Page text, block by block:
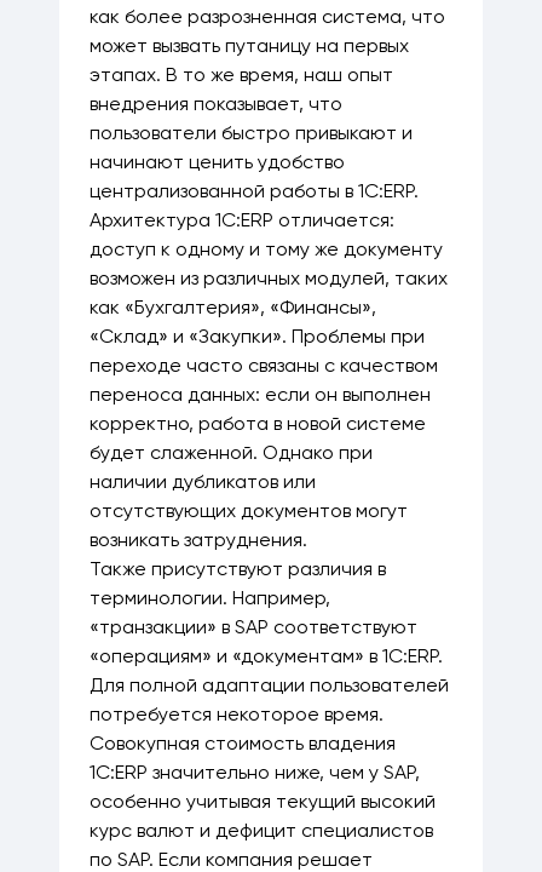
как более разрозненная система, что
может вызвать путаницу на первых
этапах. В то же время, наш опыт
внедрения показывает, что
пользователи быстро привыкают и
начинают ценить удобство
централизованной работы в 1С:ERP.
Архитектура 1С:ERP отличается:
доступ к одному и тому же документу
возможен из различных модулей, таких
как «Бухгалтерия», «Финансы»,
«Склад» и «Закупки». Проблемы при
переходе часто связаны с качеством
переноса данных: если он выполнен
корректно, работа в новой системе
будет слаженной. Однако при
наличии дубликатов или
отсутствующих документов могут
возникать затруднения.
Также присутствуют различия в
терминологии. Например,
«транзакции» в SAP соответствуют
«операциям» и «документам» в 1С:ERP.
Для полной адаптации пользователей
потребуется некоторое время.
Совокупная стоимость владения
1С:ERP значительно ниже, чем у SAP,
особенно учитывая текущий высокий
курс валют и дефицит специалистов
по SAP. Если компания решает